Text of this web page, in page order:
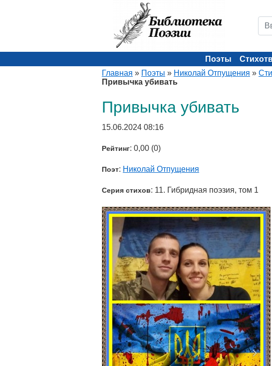
Поэты
Главная » Поэты » Николай Отпущения »
Привычка убивать
Привычка убивать
15.06.2024 08:16
Рейтинг: 0,00 (0)
Поэт: Николай Отпущения
Серия стихов: 11. Гибридная поэзия, том 1